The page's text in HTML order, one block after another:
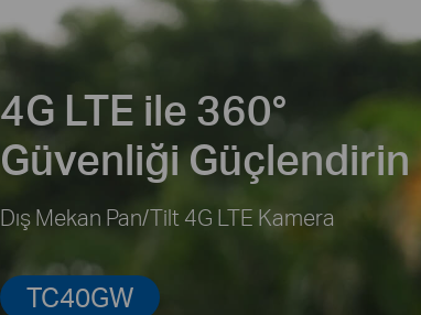
4G LTE ile 360°
Güvenliği Güçlendirin
Dış Mekan Pan/Tilt 4G LTE Kamera
TC40GW